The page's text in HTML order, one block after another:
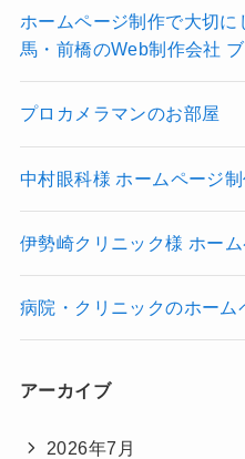
ホームページ制作で大切
馬・前橋のWeb制作会社
プロカメラマンのお部屋
中村眼科様 ホームページ
伊勢崎クリニック様 ホー
病院・クリニックのホーム
アーカイブ
2026年7月